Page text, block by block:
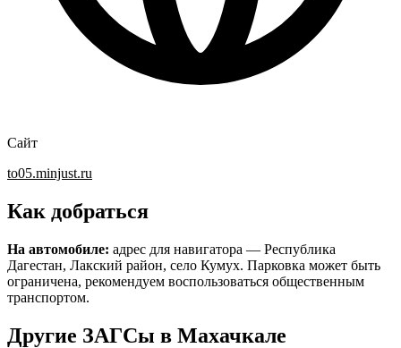
Сайт
to05.minjust.ru
Как добраться
На автомобиле: адрес для навигатора — Республика
Дагестан, Лакский район, село Кумух. Парковка может быть
ограничена, рекомендуем воспользоваться общественным
транспортом.
Другие ЗАГСы в Махачкале